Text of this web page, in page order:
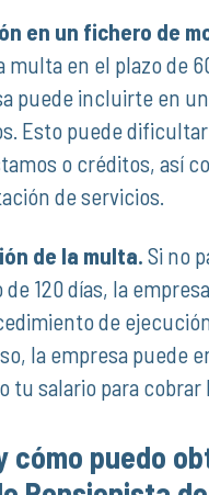
en un fichero de
multa en el plazo de
puede incluirte en
Esto puede
o créditos, así
de servicios.
de la multa. Si no
de 120 días, la
de
la empresa puede
tu salario para cobrar
cómo puedo